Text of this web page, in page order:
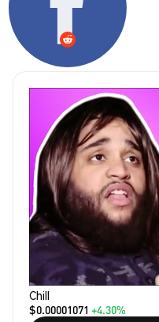
Chill
$0.00001071 +4.30%